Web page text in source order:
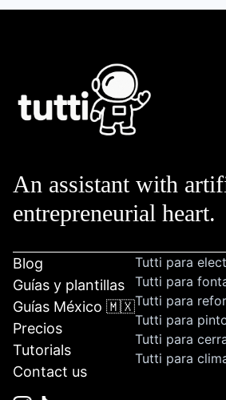
An assistant with
entrepreneurial heart.
Blog
Guías y plantillas
Guías México 🇲🇽
Precios
Tutorials
Contact us
Tutti para
Tutti para
Tutti para
Tutti para
Tutti para
Tutti para